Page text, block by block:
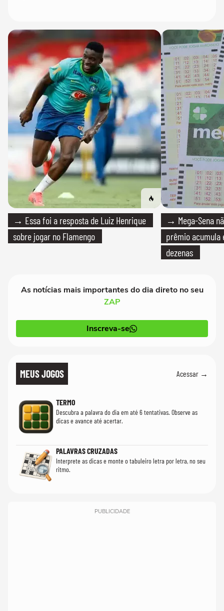
→ Essa foi a resposta de Luiz Henrique
sobre jogar no Flamengo
→ Mega-Sena
prêmio acumula
dezenas
As notícias mais importantes do dia direto no seu
ZAP
Inscreva-se
MEUS JOGOS Acessar →
TERMO
Descubra a palavra do dia em até 6 tentativas. Observe as
dicas e avance até acertar.
PALAVRAS CRUZADAS
Interprete as dicas e monte o tabuleiro letra por letra, no seu
ritmo.
PUBLICIDADE